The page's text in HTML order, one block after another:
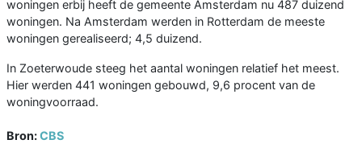
woningen erbij heeft de gemeente Amsterdam nu 487 duizend
woningen. Na Amsterdam werden in Rotterdam de meeste
woningen gerealiseerd; 4,5 duizend.
In Zoeterwoude steeg het aantal woningen relatief het meest.
Hier werden 441 woningen gebouwd, 9,6 procent van de
woningvoorraad.
Bron:CBS